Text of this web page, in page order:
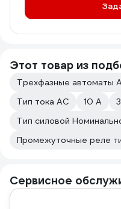
Этот товар из
Трехфазные автоматы
Тип тока AC
10 А
Тип силовой
Промежуточные реле
Сервисное